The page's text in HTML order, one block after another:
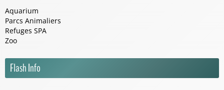
Aquarium
Parcs Animaliers
Refuges SPA
Zoo
Flash Info